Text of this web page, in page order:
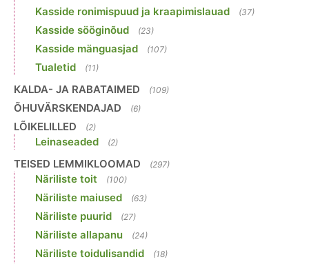
Kasside ronimispuud ja kraapimislauad (37)
Kasside sööginõud (23)
Kasside mänguasjad (107)
Tualetid (11)
KALDA- JA RABATAIMED (109)
ÕHUVÄRSKENDAJAD (6)
LÕIKELILLED (2)
Leinaseaded (2)
TEISED LEMMIKLOOMAD (297)
Näriliste toit (100)
Näriliste maiused (63)
Näriliste puurid (27)
Näriliste allapanu (24)
Näriliste toidulisandid (18)